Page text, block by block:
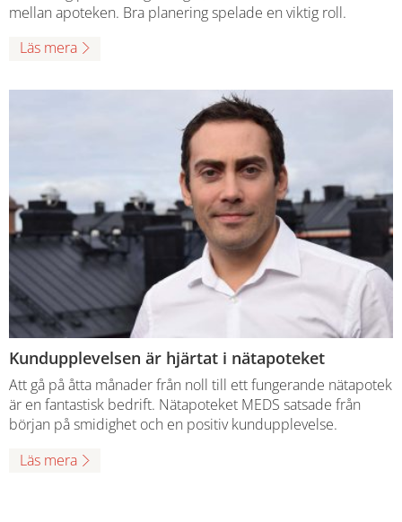
mellan apoteken. Bra planering spelade en viktig roll.
Läs mera
Kundupplevelsen är hjärtat i nätapoteket
Att gå på åtta månader från noll till ett fungerande nätapotek
är en fantastisk bedrift. Nätapoteket MEDS satsade från
början på smidighet och en positiv kundupplevelse.
Läs mera